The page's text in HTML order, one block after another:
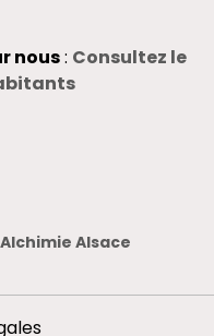
nous: Consultez le
Alsace